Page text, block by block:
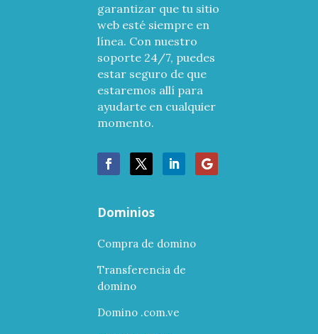
garantizar que tu sitio
web esté siempre en
línea. Con nuestro
soporte 24/7, puedes
estar seguro de que
estaremos allí para
ayudarte en cualquier
momento.
Dominios
Compra de domino
Transferencia de
domino
Domino .com.ve